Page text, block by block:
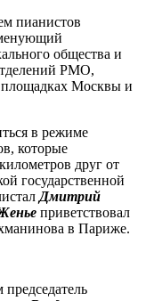
пианистов
общества и
РМО,
площадках Москвы и
в режиме
которые
друг от
государственной
Дмитрий
приветствовал
в Париже.